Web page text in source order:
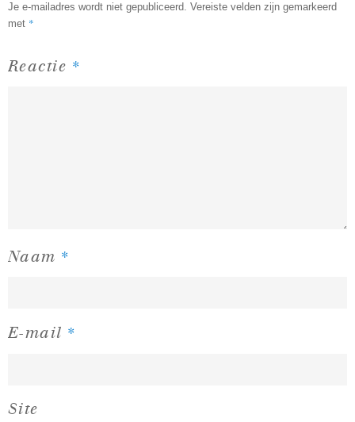
Je e-mailadres wordt niet gepubliceerd. Vereiste velden zijn gemarkeerd
met *
Reactie *
Naam *
E-mail *
Site